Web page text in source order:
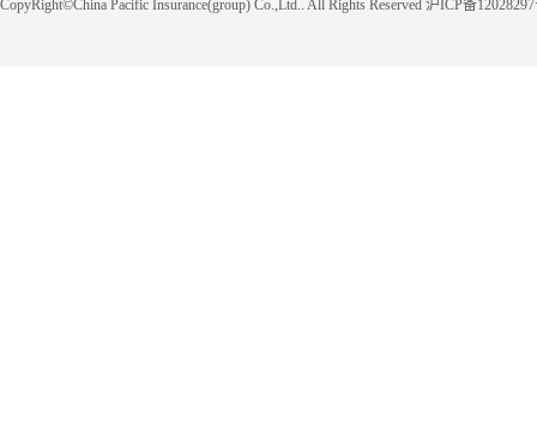
CopyRight©China Pacific Insurance(group) Co.,Ltd.. All Rights Reserved 沪ICP备